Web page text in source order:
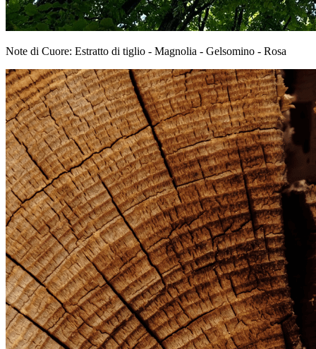
Note di Cuore: Estratto di tiglio - Magnolia - Gelsomino - Rosa